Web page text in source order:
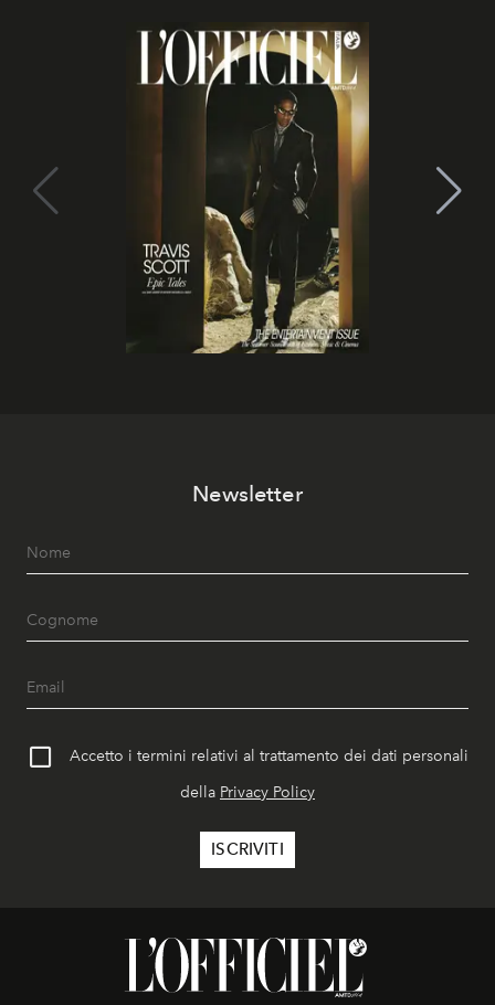
Newsletter
Accetto i termini relativi al trattamento dei dati personali
della Privacy Policy